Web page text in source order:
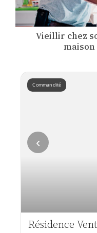
Vieillir chez soi – 5 conseils
Commandité
‹
Résidence